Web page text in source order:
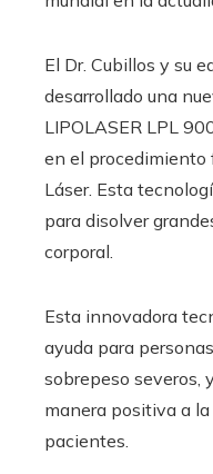
El Dr. Cubillos y su
desarrollado una
LIPOLASER LPL
en el procedimiento
Láser. Esta
para disolver
corporal.
Esta innovadora
ayuda para
sobrepeso severos,
manera positiva a
pacientes.